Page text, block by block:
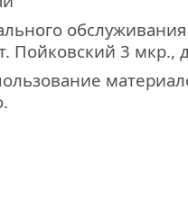
Пойковский 3 мкр.,